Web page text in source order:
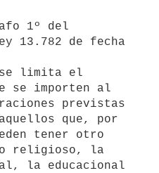
13.782 de fecha
se limita el
se importen al
previstas
que, por
tener otro
religioso, la
la educacional